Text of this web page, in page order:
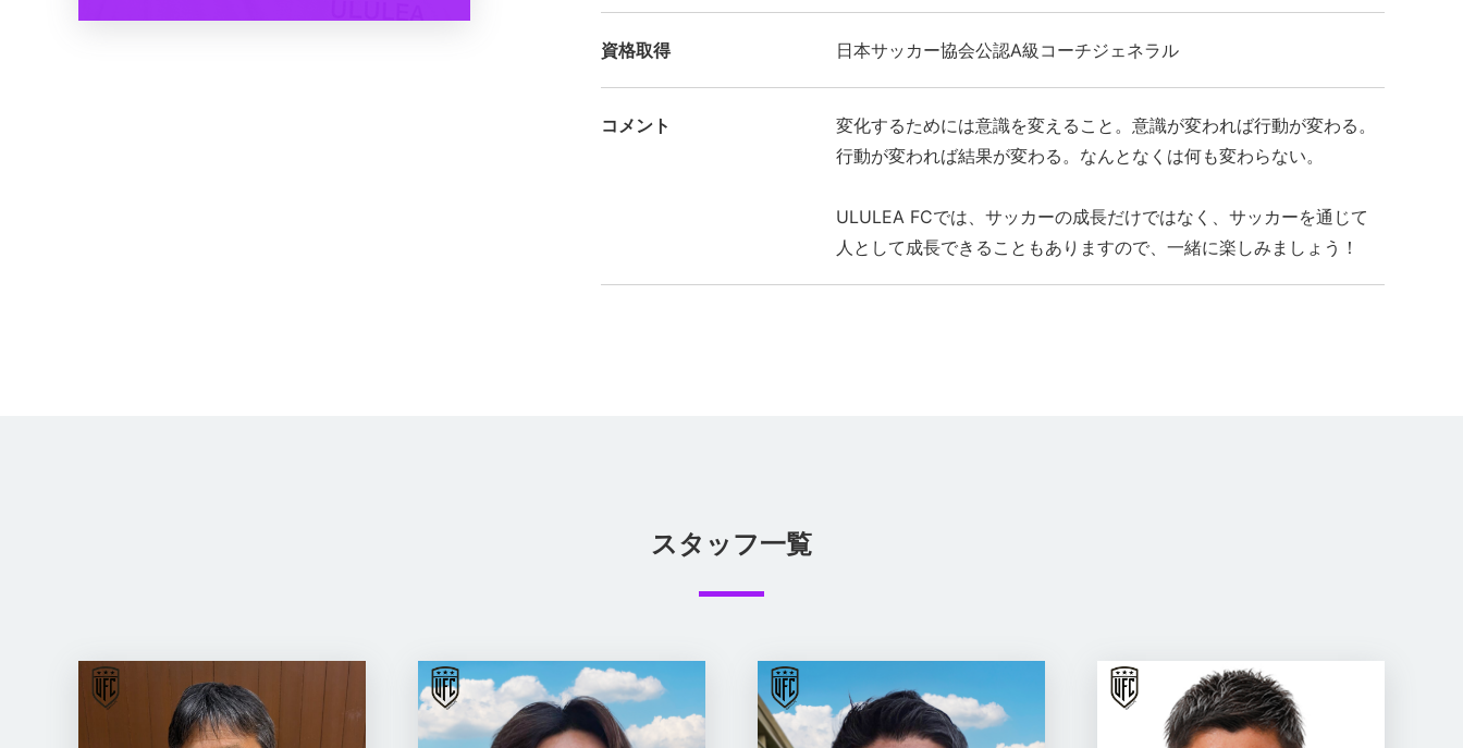
資格取得 日本サッカー協会公認A級コーチジェネラル
コメント
変化するためには意識を変えること。意識が変われば行動が変わる。
行動が変われば結果が変わる。なんとなくは何も変わらない。
ULULEA FCでは、サッカーの成長だけではなく、サッカーを通じて
人として成長できることもありますので、一緒に楽しみましょう！
スタッフ一覧